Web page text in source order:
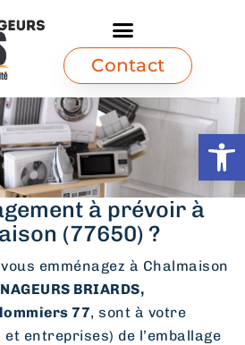
Ouvrir
Contact
à prévoir à
(77650) ?
emménagez à Chalmaison
BRIARDS,
77, sont à votre
entreprises) de l’emballage